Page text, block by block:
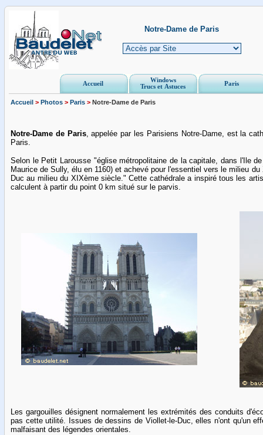
Notre-Dame de Paris
Accueil
Windows
Trucs et Astuces
Paris
Accueil > Photos > Paris > Notre-Dame de Paris
Notre-Dame de Paris, appelée par les Parisiens Notre-Dame, est la
Paris.
Selon le Petit Larousse "église métropolitaine de la capitale, dans l'Ile
Maurice de Sully, élu en 1160) et achevé pour l'essentiel vers le milieu
Duc au milieu du XIXème siècle." Cette cathédrale a inspiré tous les
calculent à partir du point 0 km situé sur le parvis.
Les gargouilles désignent normalement les extrémités des conduits
pas cette utilité. Issues de dessins de Viollet-le-Duc, elles n'ont qu'un
malfaisant des légendes orientales.